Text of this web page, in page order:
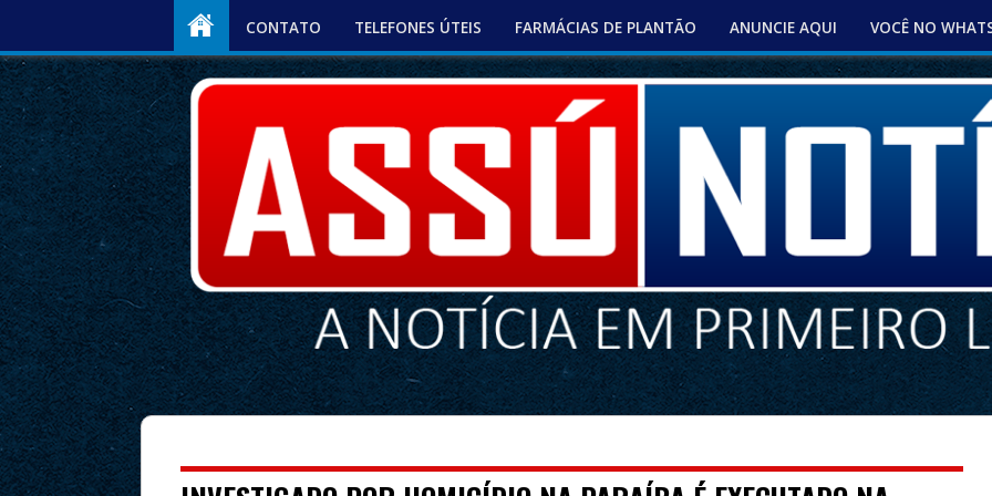
CONTATO TELEFONES ÚTEIS FARMÁCIAS DE PLANTÃO ANUNCIE AQUI VOCÊ NO